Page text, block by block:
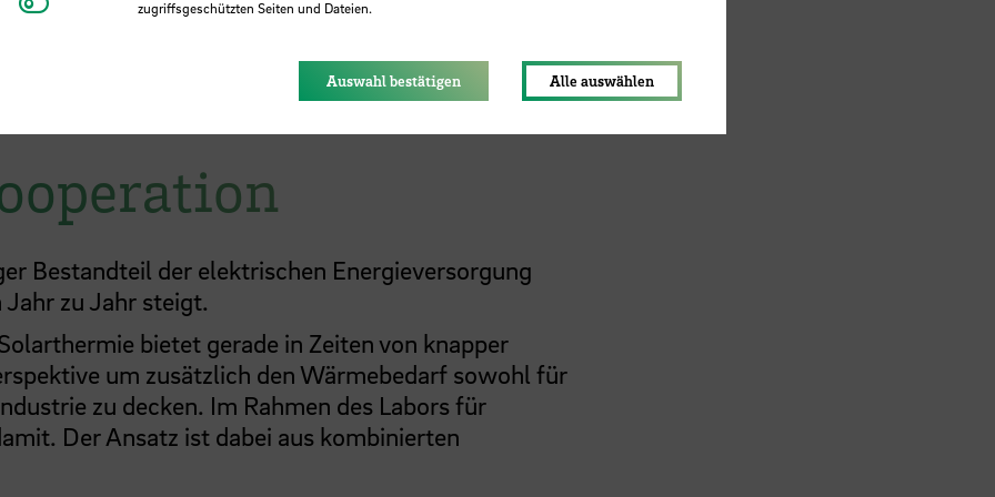
Bestandteil der elektrischen Energieversorgung
zu Jahr steigt.
bietet gerade in Zeiten von knapper
um zusätzlich den Wärmebedarf sowohl für
zu decken. Im Rahmen des Labors für
Der Ansatz ist dabei aus kombinierten
zugriffsgeschützten Seiten und Dateien.
Auswahl bestätigen Alle auswählen